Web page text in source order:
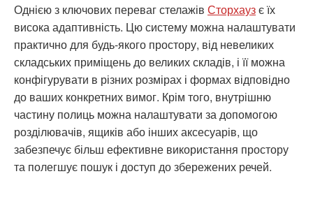
Однією з ключових переваг стелажів Сторхаузє їх
висока адаптивність. Цю систему можна налаштувати
практично для будь-якого простору, від невеликих
складських приміщень до великих складів, і її можна
конфігурувати в різних розмірах і формах відповідно
до ваших конкретних вимог. Крім того, внутрішню
частину полиць можна налаштувати за допомогою
розділювачів, ящиків або інших аксесуарів, що
забезпечує більш ефективне використання простору
та полегшує пошук і доступ до збережених речей.